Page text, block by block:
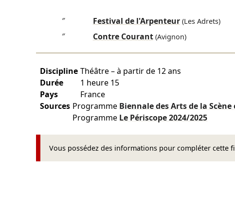
″
Festival de l'Arpenteur(Les Adrets)
″ Contre Courant(Avignon)
Discipline Théâtre – à partir de 12 ans
Durée
1 heure 15
Pays
France
Sources Programme Biennale des Arts de la
Programme Le Périscope2024/2025
Vous possédez des informations pour compléter cette